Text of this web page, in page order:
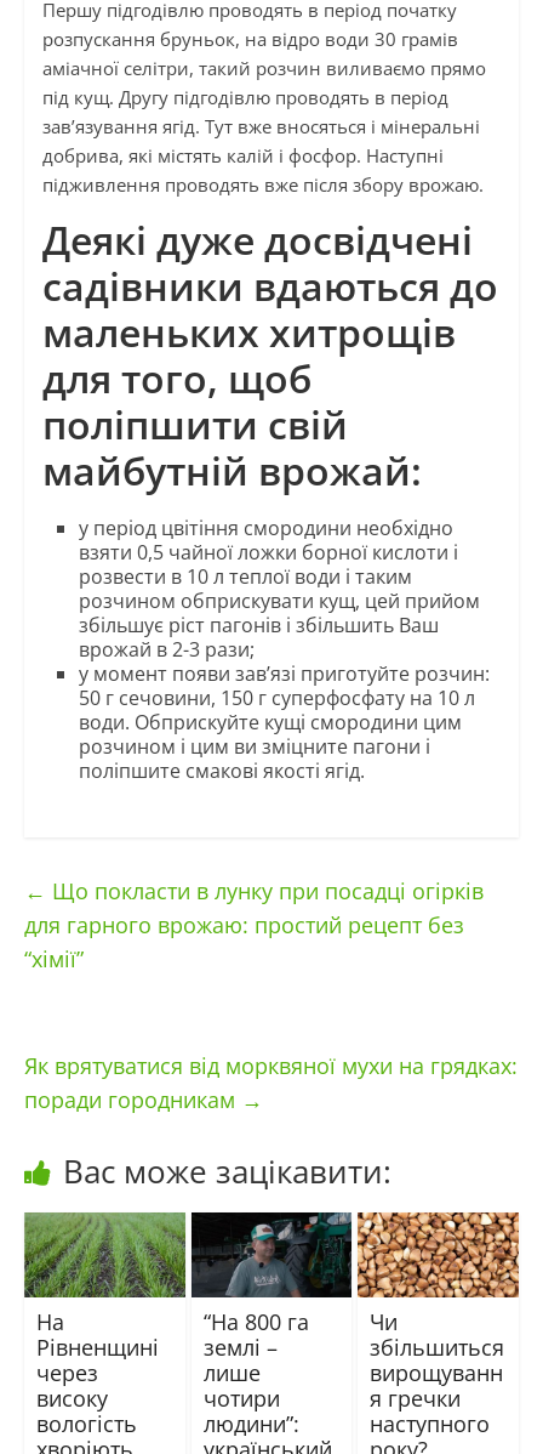
Першу підгодівлю проводять в період початку
розпускання бруньок, на відро води 30 грамів
аміачної селітри, такий розчин виливаємо прямо
під кущ. Другу підгодівлю проводять в період
зав’язування ягід. Тут вже вносяться і мінеральні
добрива, які містять калій і фосфор. Наступні
підживлення проводять вже після збору врожаю.
Деякі дуже досвідчені
садівники вдаються до
маленьких хитрощів
для того, щоб
поліпшити свій
майбутній врожай:
у період цвітіння смородини необхідно
взяти 0,5 чайної ложки борної кислоти і
розвести в 10 л теплої води і таким
розчином обприскувати кущ, цей прийом
збільшує ріст пагонів і збільшить Ваш
врожай в 2-3 рази;
у момент появи зав’язі приготуйте розчин:
50 г сечовини, 150 г суперфосфату на 10 л
води. Обприскуйте кущі смородини цим
розчином і цим ви зміцните пагони і
поліпшите смакові якості ягід.
← Що покласти в лунку при посадці огірків
для гарного врожаю: простий рецепт без
“хімії”
Як врятуватися від морквяної мухи на грядках:
поради городникам →
Вас може зацікавити:
На
Рівненщині
через
високу
вологість
“На 800 га
землі –
лише
чотири
людини”:
Чи
збільшиться
вирощуванн
я гречки
наступного